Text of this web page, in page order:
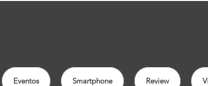
Eventos Smartphone Review